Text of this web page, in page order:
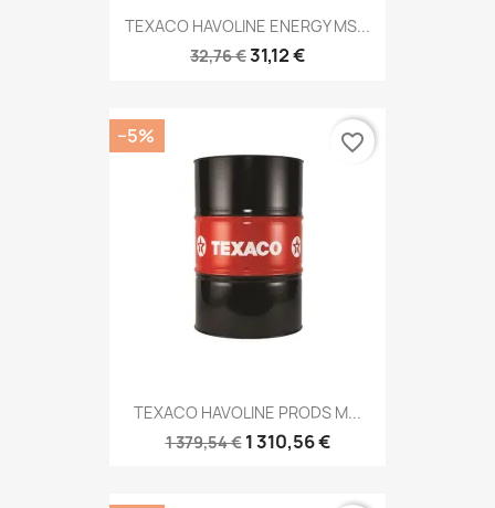
TEXACO HAVOLINE ENERGY MS...
32,76 €31,12 €
TEXACO HAVOLINE PRODS M...
1 379,54 € 1 310,56 €
−5% favorite_border